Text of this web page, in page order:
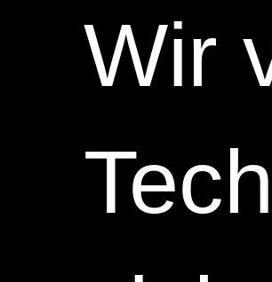
Wir